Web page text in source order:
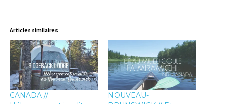
e
p
o
u
r
p
a
r
t
a
g
e
e
p
o
u
r
p
a
r
t
a
g
Articles similaires
CANADA //
NOUVEAU-